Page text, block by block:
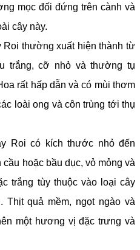
mọc đối đứng trên cành và
cây này.
Roi thường xuất hiện thành từ
trắng, cỡ nhỏ và thường tụ
rất hấp dẫn và có mùi thơm
loài ong và côn trùng tới thụ
Roi có kích thước nhỏ đến
cầu hoặc bầu dục, vỏ mỏng và
trắng tùy thuộc vào loại cây
Thịt quả mềm, ngọt ngào và
một hương vị đặc trưng và